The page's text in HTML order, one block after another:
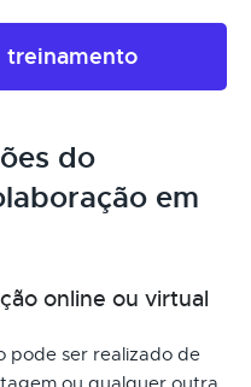
treinamento
do
em
online ou virtual
pode ser realizado de